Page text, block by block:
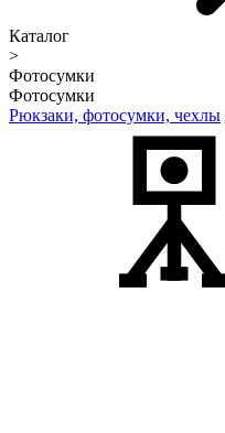
Каталог
>
Фотосумки
Фотосумки
Рюкзаки, фотосумки, чехлы